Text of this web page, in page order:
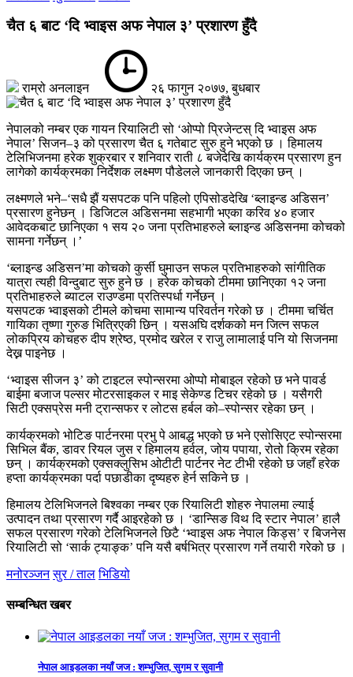
चैत ६ बाट ‘दि भ्वाइस अफ नेपाल ३’ प्रशारण हुँदै
राम्रो अनलाइन २६ फागुन २०७७, बुधबार
नेपालको नम्बर एक गायन रियालिटी सो ‘ओप्पो प्रिजेन्टस् दि भ्वाइस अफ
नेपाल’ सिजन–३ को प्रसारण चैत ६ गतेबाट सुरु हुने भएको छ । हिमालय
टेलिभिजनमा हरेक शुक्रबार र शनिवार राती ८ बजेदेखि कार्यक्रम प्रसारण हुन
लागेको कार्यक्रमका निर्देशक लक्ष्मण पौडेलले जानकारी दिएका छन् ।
लक्ष्मणले भने–‘सधै झैं यसपटक पनि पहिलो एपिसोडदेखि ‘ब्लाइन्ड अडिसन’
प्रसारण हुनेछन् । डिजिटल अडिसनमा सहभागी भएका करिव ४० हजार
आवेदकबाट छानिएका १ सय २० जना प्रतिभाहरुले ब्लाइन्ड अडिसनमा कोचको
सामना गर्नेछन् ।’
‘ब्लाइन्ड अडिसन’मा कोचको कुर्सी घुमाउन सफल प्रतिभाहरुको सांगीतिक
यात्रा त्यही विन्दुबाट सुरु हुने छ । हरेक कोचको टीममा छानिएका १२ जना
प्रतिभाहरुले ब्याटल राउण्डमा प्रतिस्पर्धा गर्नेछन् ।
यसपटक भ्वाइसको टीमले कोचमा सामान्य परिवर्तन गरेको छ । टीममा चर्चित
गायिका तृष्णा गुरुङ भित्रिएकी छिन् । यसअघि दर्शकको मन जित्न सफल
लोकप्रिय कोचहरु दीप श्रेष्ठ, प्रमोद खरेल र राजु लामालाई पनि यो सिजनमा
देख्न पाइनेछ ।
‘भ्वाइस सीजन ३’ को टाइटल स्पोन्सरमा ओप्पो मोबाइल रहेको छ भने पावर्ड
बाईमा बजाज पल्सर मोटरसाइकल र माइ सेकेण्ड टिचर रहेको छ । यसैगरी
सिटी एक्सप्रेस मनी ट्रान्सफर र लोटस हर्बल को–स्पोन्सर रहेका छन् ।
कार्यक्रमको भोटिङ पार्टनरमा प्रभु पे आबद्ध भएको छ भने एसोसिएट स्पोन्सरमा
सिभिल बैंक, डावर रियल जुस र हिमालय हर्वल, जोय पपाया, रोतो क्रिम रहेका
छन् । कार्यक्रमको एक्सक्लुसिभ ओटीटी पार्टनर नेट टीभी रहेको छ जहाँ हरेक
हप्ता कार्यक्रमका पर्दा पछाडीका दृष्यहरु हेर्न सकिने छ ।
हिमालय टेलिभिजनले बिश्वका नम्बर एक रियालिटी शोहरु नेपालमा ल्याई
उत्पादन तथा प्रसारण गर्दै आइरहेको छ । ‘डान्सिङ विथ दि स्टार नेपाल’ हालै
सफल प्रसारण गरेको टेलिभिजनले छिटै ‘भ्वाइस अफ नेपाल किड्स’ र बिजनेस
रियालिटी सो ‘सार्क ट्याङ्क’ पनि यसै बर्षभित्र प्रसारण गर्ने तयारी गरेको छ ।
मनोरञ्जन सुर / ताल भिडियो
सम्बन्धित खबर
नेपाल आइडलका नयाँ जज : शम्भुजित, सुगम र सुवानी